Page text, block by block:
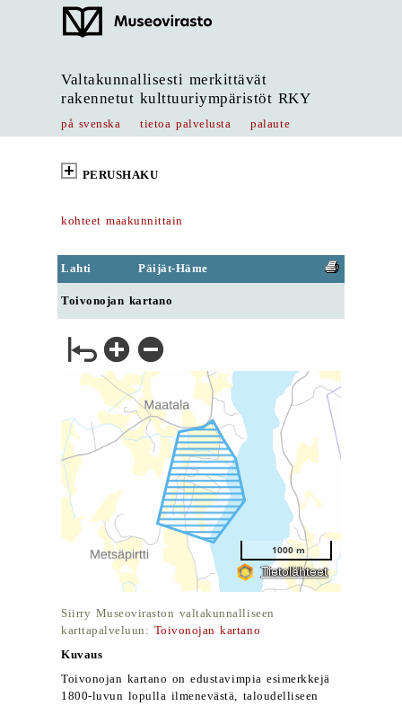
Valtakunnallisesti merkittävät
rakennetut kulttuuriympäristöt RKY
på svenska tietoa palvelusta palaute
PERUSHAKU
kohteet maakunnittain
Lahti Päijät-Häme
Toivonojan kartano
Siirry Museoviraston valtakunnalliseen
karttapalveluun: Toivonojan kartano
Kuvaus
Toivonojan kartano on edustavimpia esimerkkejä
1800-luvun lopulla ilmenevästä, taloudelliseen